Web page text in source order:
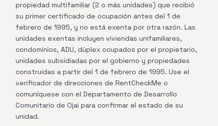
propiedad multifamiliar (2 o más unidades) que recibió
su primer certificado de ocupación antes del 1 de
febrero de 1995, y no está exenta por otra razón. Las
unidades exentas incluyen viviendas unifamiliares,
condominios, ADU, dúplex ocupados por el propietario,
unidades subsidiadas por el gobierno y propiedades
construidas a partir del 1 de febrero de 1995. Use el
verificador de direcciones de RentCheckMe o
comuníquese con el Departamento de Desarrollo
Comunitario de Ojai para confirmar el estado de su
unidad.